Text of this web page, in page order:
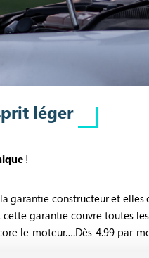
léger
!
garantie constructeur et elles
garantie couvre toutes
le moteur….Dès 4.99 par